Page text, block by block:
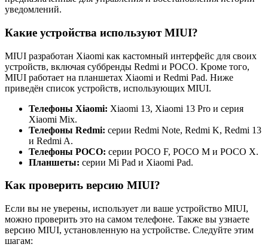
уведомлений.
Какие устройства используют MIUI?
MIUI разработан Xiaomi как кастомный интерфейс для своих
устройств, включая суббренды Redmi и POCO. Кроме того,
MIUI работает на планшетах Xiaomi и Redmi Pad. Ниже
приведён список устройств, использующих MIUI.
Телефоны Xiaomi: Xiaomi 13, Xiaomi 13 Pro и серия
Xiaomi Mix.
Телефоны Redmi: серии Redmi Note, Redmi K, Redmi 13
и Redmi A.
Телефоны POCO: серии POCO F, POCO M и POCO X.
Планшеты: серии Mi Pad и Xiaomi Pad.
Как проверить версию MIUI?
Если вы не уверены, использует ли ваше устройство MIUI,
можно проверить это на самом телефоне. Также вы узнаете
версию MIUI, установленную на устройстве. Следуйте этим
шагам: